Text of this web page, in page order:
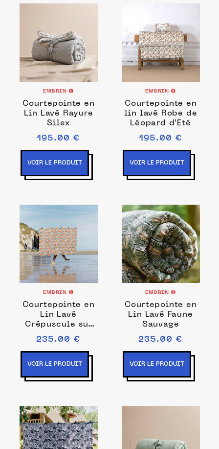
EMBRIN
Courtepointe en
Lin Lavé Rayure
Silex
195.00 €
VOIR LE PRODUIT
EMBRIN
Courtepointe en
lin lavé Robe de
Léopard d'Eté
195.00 €
VOIR LE PRODUIT
EMBRIN
Courtepointe en
Lin Lavé
Crépuscule sur
les Falaises
235.00 €
VOIR LE PRODUIT
EMBRIN
Courtepointe en
Lin Lavé Faune
Sauvage
235.00 €
VOIR LE PRODUIT